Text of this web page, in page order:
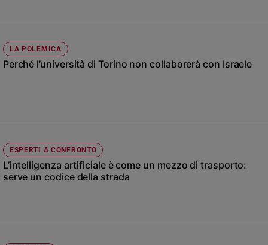
Devozione
e
fede
giorno
Società
e
LA POLEMICA
Perché l’università di Torino non collaborerà con Israele
ESPERTI A CONFRONTO
L’intelligenza artificiale è come un mezzo di trasporto:
serve un codice della strada